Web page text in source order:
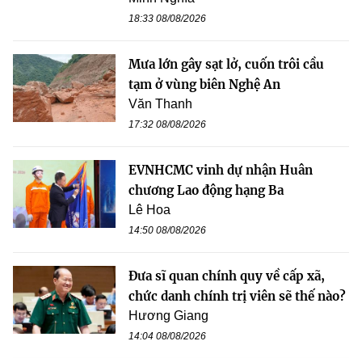
18:33 08/08/2026
Mưa lớn gây sạt lở, cuốn trôi cầu
tạm ở vùng biên Nghệ An
Văn Thanh
17:32 08/08/2026
EVNHCMC vinh dự nhận Huân
chương Lao động hạng Ba
Lê Hoa
14:50 08/08/2026
Đưa sĩ quan chính quy về cấp xã,
chức danh chính trị viên sẽ thế nào?
Hương Giang
14:04 08/08/2026